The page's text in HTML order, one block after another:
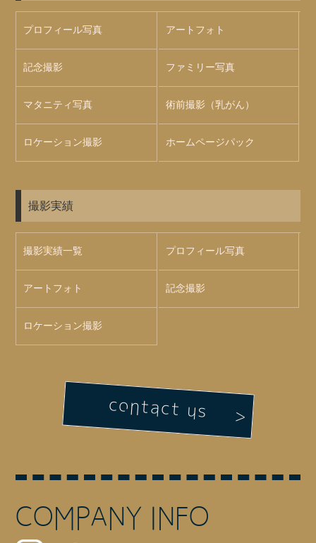
プロフィール写真 アートフォト
記念撮影 ファミリー写真
マタニティ写真 術前撮影（乳がん）
ロケーション撮影 ホームページパック
撮影実績
撮影実績一覧 プロフィール写真
アートフォト 記念撮影
ロケーション撮影
contact us
COMPANY INFO